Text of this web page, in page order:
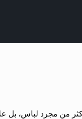
من مجرد لباس، بل